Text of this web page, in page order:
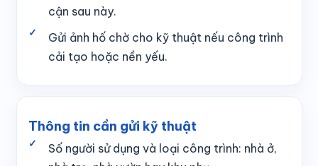
cận sau này.
Gửi ảnh hố chờ cho kỹ thuật nếu công trình
cải tạo hoặc nền yếu.
Thông tin cần gửi kỹ thuật
Số người sử dụng và loại công trình: nhà ở,